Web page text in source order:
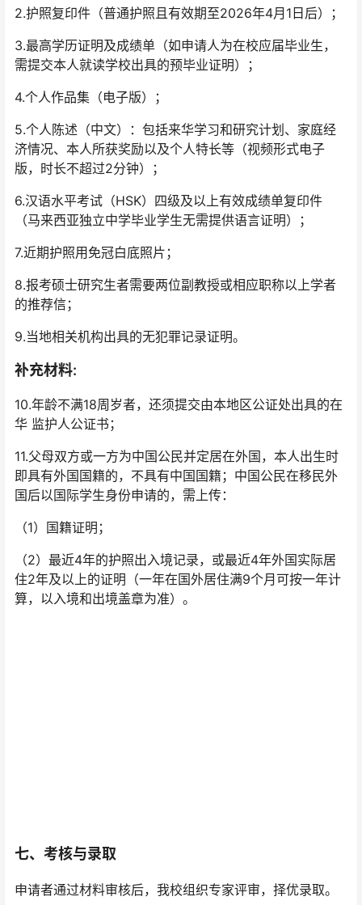
2.护照复印件（普通护照且有效期至2026年4月1日后）；
3.最高学历证明及成绩单（如申请人为在校应届毕业生，
需提交本人就读学校出具的预毕业证明）；
4.个人作品集（电子版）；
5.个人陈述（中文）：包括来华学习和研究计划、家庭经
济情况、本人所获奖励以及个人特长等（视频形式电子
版，时长不超过2分钟）；
6.汉语水平考试（HSK）四级及以上有效成绩单复印件
（马来西亚独立中学毕业学生无需提供语言证明）；
7.近期护照用免冠白底照片；
8.报考硕士研究生者需要两位副教授或相应职称以上学者
的推荐信；
9.当地相关机构出具的无犯罪记录证明。
补充材料:
10.年龄不满18周岁者，还须提交由本地区公证处出具的在
华 监护人公证书；
11.父母双方或一方为中国公民并定居在外国，本人出生时
即具有外国国籍的，不具有中国国籍；中国公民在移民外
国后以国际学生身份申请的，需上传：
（1）国籍证明；
（2）最近4年的护照出入境记录，或最近4年外国实际居
住2年及以上的证明（一年在国外居住满9个月可按一年计
算，以入境和出境盖章为准）。
七、考核与录取
申请者通过材料审核后，我校组织专家评审，择优录取。